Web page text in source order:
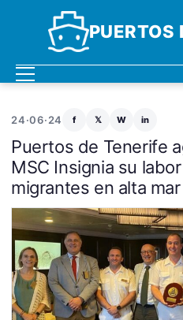
PUERTOS
24·06·24 f 𝕏 W in
Puertos de Tenerife
MSC Insignia su
migrantes en alta mar